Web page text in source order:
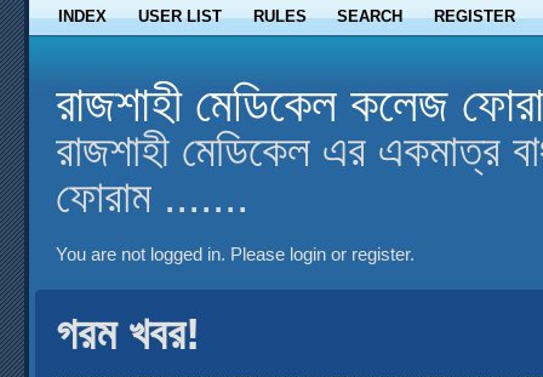
INDEX USER LIST RULES SEARCH REGISTER
রাজশাহী মেডিকেল কলেজ
রাজশাহী মেডিকেল এর একমাত্র
ফোরাম .......
You are not logged in. Please login or register.
গরম খবর!